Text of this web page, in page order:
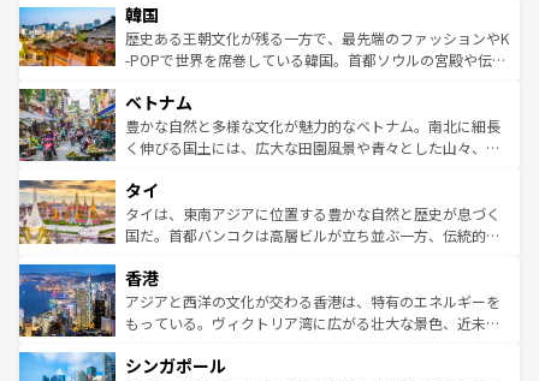
ワイを、存分に味わってほしい。 なお、新着のハワイ情報
はコンテンツ一覧を参照してほしい。
いる。アクティビティも充実しており、サーフィンやダイ
ビング、ハイキングなど、アウトドア好きにはたまらな
い。オーストラリアの多彩な魅力を存分に味わいつくそ
参照してほしい。
ン）、静ひつな山岳地帯である台湾東部など、都市の喧騒
と山間の静けさが共存しており、訪れる人に新しい発見と
驚きをもたらしてくれる。また、奥深い台湾の食文化も魅
容にもいいと評判のスイーツなど、バラエティ豊かな料理
が味わえる。 なお、新着の台湾情報は コンテンツ一覧を参
照してほしい。
韓国
歴史ある王朝文化が残る一方で、最先端のファッションやK
-POPで世界を席巻している韓国。首都ソウルの宮殿や伝統
き、地方に足を延ばせば四季折々の自然美を楽しむことが
できる。そして、キムチや焼肉、絶品のストリートフード
まで、さまざまな韓国料理が待っている。夜には、韓国な
リティに包まれながら、韓国の多彩な魅力を心ゆくまで味
わってみてほしい。 なお、新着の韓国情報はコンテンツ一
覧を参照してほしい。
ベトナム
豊かな自然と多様な文化が魅力的なベトナム。南北に細長
く伸びる国土には、広大な田園風景や青々とした山々、世
急速な発展と共に伝統が息づく。ハノイの古い町並みやホ
ーチミン市のフランス統治時代の建物も、独特の雰囲気を
醸し出している。また、バラエティの豊かさとおいしさで
とつ。フォーやバインミー、ベトナムコーヒーなどは、ぜ
ひ現地で味わいたい。どの地域を訪れてもあたたかい人々
が旅行者を迎えてくれるので、きっと忘れられない旅にな
参照してほしい。
タイ
タイは、東南アジアに位置する豊かな自然と歴史が息づく
国だ。首都バンコクは高層ビルが立ち並ぶ一方、伝統的な
の活気が交差している。北部ではチェンマイなどの山岳地
帯で自然と触れ合い、南部ではプーケットやクラビの美し
いビーチでリゾート気分を楽しむことができる。タイ料理
激する。気候は一年中温暖で、どの季節にも異なる楽しみ
香港
アジアと西洋の文化が交わる香港は、特有のエネルギーを
もっている。ヴィクトリア湾に広がる壮大な景色、近未来
み、どこを訪れても感動するはず。観光スポットが密集し
シンガポール